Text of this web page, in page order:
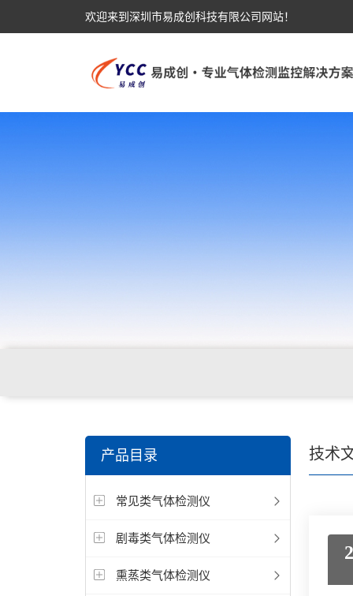
欢迎来到深圳市易成创科技有限公司网站！
产品目录
常见类气体检测仪
剧毒类气体检测仪
熏蒸类气体检测仪
技术